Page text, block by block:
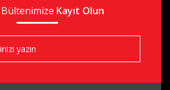
Kayıt Olun